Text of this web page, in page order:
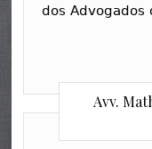
dos Advogados
Avv.